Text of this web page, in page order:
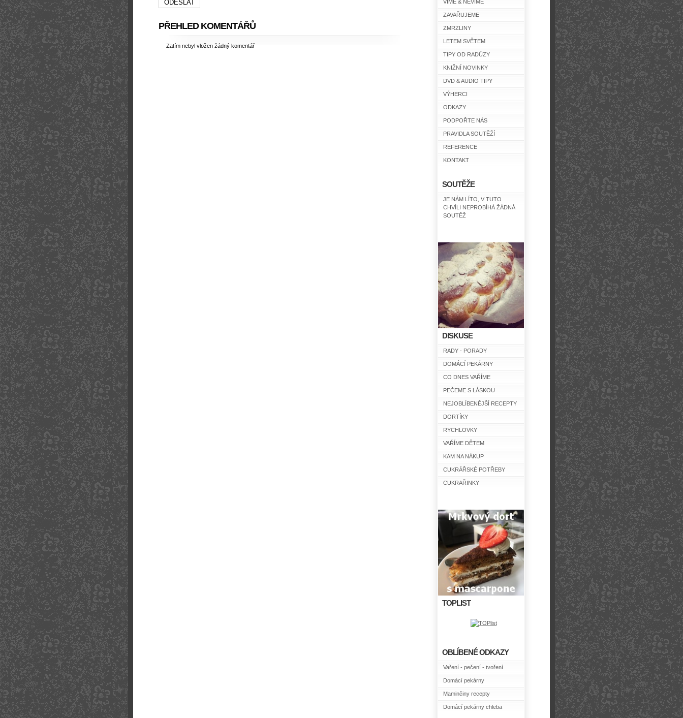
VÍME & NEVÍME
ZAVAŘUJEME
ZMRZLINY
LETEM SVĚTEM
TIPY OD RADŮZY
KNIŽNÍ NOVINKY
DVD & AUDIO TIPY
VÝHERCI
ODKAZY
PODPOŘTE NÁS
PRAVIDLA SOUTĚŽÍ
REFERENCE
KONTAKT
SOUTĚŽE
JE NÁM LÍTO, V TUTO
CHVÍLI NEPROBÍHÁ ŽÁDNÁ
SOUTĚŽ
DISKUSE
RADY - PORADY
DOMÁCÍ PEKÁRNY
CO DNES VAŘÍME
PEČEME S LÁSKOU
NEJOBLÍBENĚJŠÍ RECEPTY
DORTÍKY
RYCHLOVKY
VAŘÍME DĚTEM
KAM NA NÁKUP
CUKRÁŘSKÉ POTŘEBY
CUKRAŘINKY
TOPLIST
OBLÍBENÉ ODKAZY
Vaření - pečení - tvoření
Domácí pekárny
Maminčiny recepty
Domácí pekárny chleba
PŘEHLED KOMENTÁŘŮ
Zatím nebyl vložen žádný komentář